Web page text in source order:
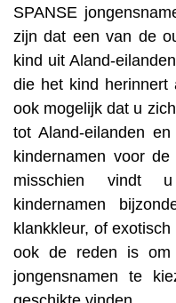
SPANSE
zijn dat een van de
kind uit Aland-
die het kind
ook mogelijk dat u
tot Aland-eilanden
kindernamen voor
misschien vindt
kindernamen
klankkleur, of
ook de reden is om
jongensnamen te